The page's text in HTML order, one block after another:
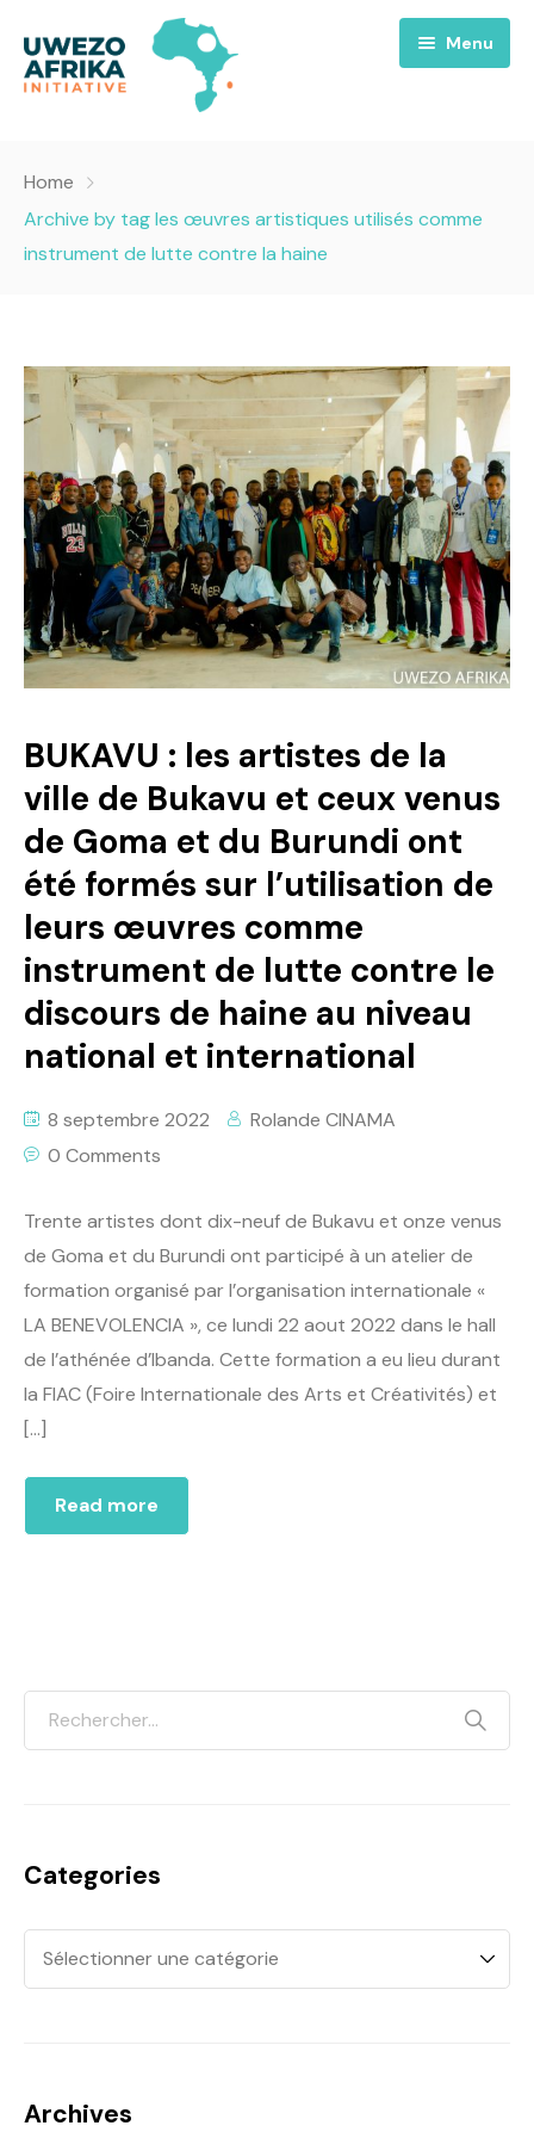
Menu
Nous
A propos
Projets
Culture
Success Story
Santé
Politique
Technologies
Entreprenariat
Magazines
Emissions
Contact
Opportunités
Home
Archive by tag les œuvres artistiques utilisés comme
instrument de lutte contre la haine
BUKAVU : les artistes de la
ville de Bukavu et ceux venus
de Goma et du Burundi ont
été formés sur l’utilisation de
leurs œuvres comme
instrument de lutte contre le
discours de haine au niveau
national et international
8 septembre 2022
Rolande CINAMA
0 Comments
Trente artistes dont dix-neuf de Bukavu et onze venus
de Goma et du Burundi ont participé à un atelier de
formation organisé par l’organisation internationale «
LA BENEVOLENCIA », ce lundi 22 aout 2022 dans le hall
de l’athénée d’Ibanda. Cette formation a eu lieu durant
la FIAC (Foire Internationale des Arts et Créativités) et
[…]
Read more
Categories
Archives